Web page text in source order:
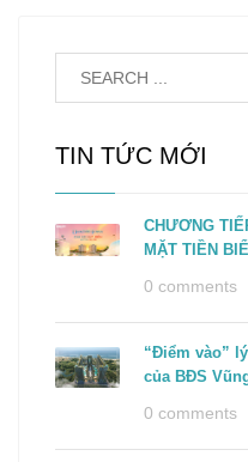
TIN TỨC MỚI
CHƯƠNG
MẶT TIỀN
0 comments
“Điểm vào”
của BĐS
0 comments